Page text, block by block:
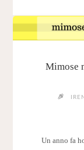
Mimose
Un anno fa